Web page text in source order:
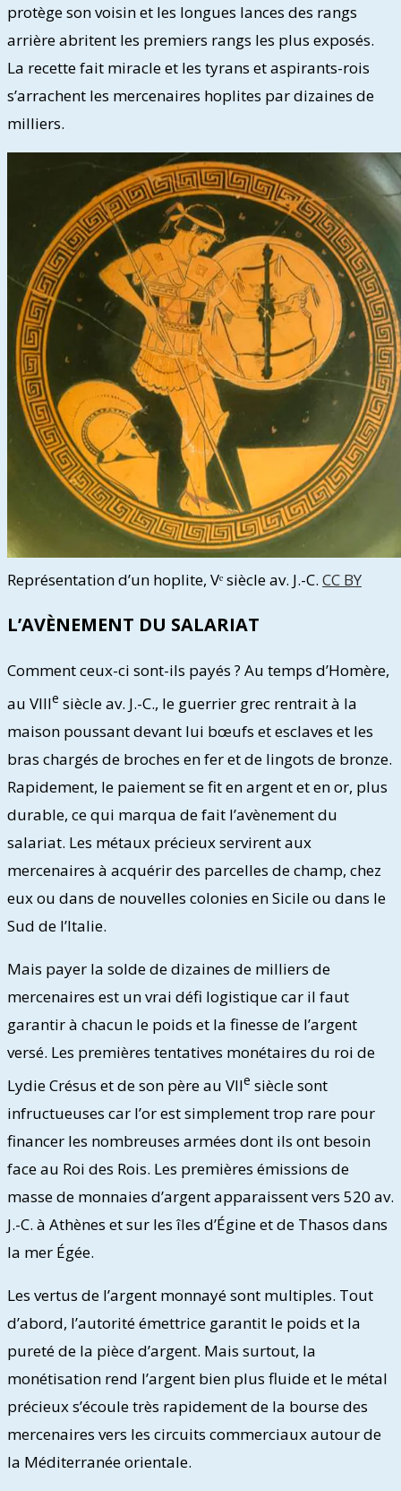
protège son voisin et les longues lances des rangs
arrière abritent les premiers rangs les plus exposés.
La recette fait miracle et les tyrans et aspirants-rois
s’arrachent les mercenaires hoplites par dizaines de
milliers.
Représentation d’un hoplite, Vᵉ siècle av. J.-C. CC BY
L’AVÈNEMENT DU SALARIAT
Comment ceux-ci sont-ils payés ? Au temps d’Homère,
au VIIIe siècle av. J.-C., le guerrier grec rentrait à la
maison poussant devant lui bœufs et esclaves et les
bras chargés de broches en fer et de lingots de bronze.
Rapidement, le paiement se fit en argent et en or, plus
durable, ce qui marqua de fait l’avènement du
salariat. Les métaux précieux servirent aux
mercenaires à acquérir des parcelles de champ, chez
eux ou dans de nouvelles colonies en Sicile ou dans le
Sud de l’Italie.
Mais payer la solde de dizaines de milliers de
mercenaires est un vrai défi logistique car il faut
garantir à chacun le poids et la finesse de l’argent
versé. Les premières tentatives monétaires du roi de
Lydie Crésus et de son père au VIIe siècle sont
infructueuses car l’or est simplement trop rare pour
financer les nombreuses armées dont ils ont besoin
face au Roi des Rois. Les premières émissions de
masse de monnaies d’argent apparaissent vers 520 av.
J.-C. à Athènes et sur les îles d’Égine et de Thasos dans
la mer Égée.
Les vertus de l’argent monnayé sont multiples. Tout
d’abord, l’autorité émettrice garantit le poids et la
pureté de la pièce d’argent. Mais surtout, la
monétisation rend l’argent bien plus fluide et le métal
précieux s’écoule très rapidement de la bourse des
mercenaires vers les circuits commerciaux autour de
la Méditerranée orientale.